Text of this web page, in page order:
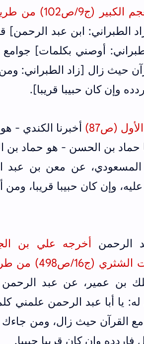
من طريق سفيان
الطبراني: ابن عبد الرحمن]
أوصني بكلمات] جوامع
حيث زال [زاد الطبراني:
وإن كان حبيبا قريبا].
(ص87)
أخبرنا الكندي -
حماد بن الحسن - هو حماد
المسعودي، عن معن بن
وإن كان حبيبا قريبا، ومن
الرحمن أخرجه علي بن
ابن أبي شيبة في
بن عمير، عن عبد الرحمن
يا أبا عبد الرحمن علمني
مع القرآن حيث زال، ومن جاءك
وإن كان قريبا حبيبا.